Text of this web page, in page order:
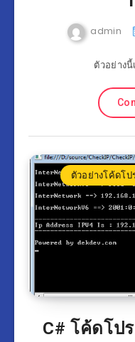
admin
ตัวอย่างนี้
ตัวอย่างโค้ดโ
C# โค้ดโป